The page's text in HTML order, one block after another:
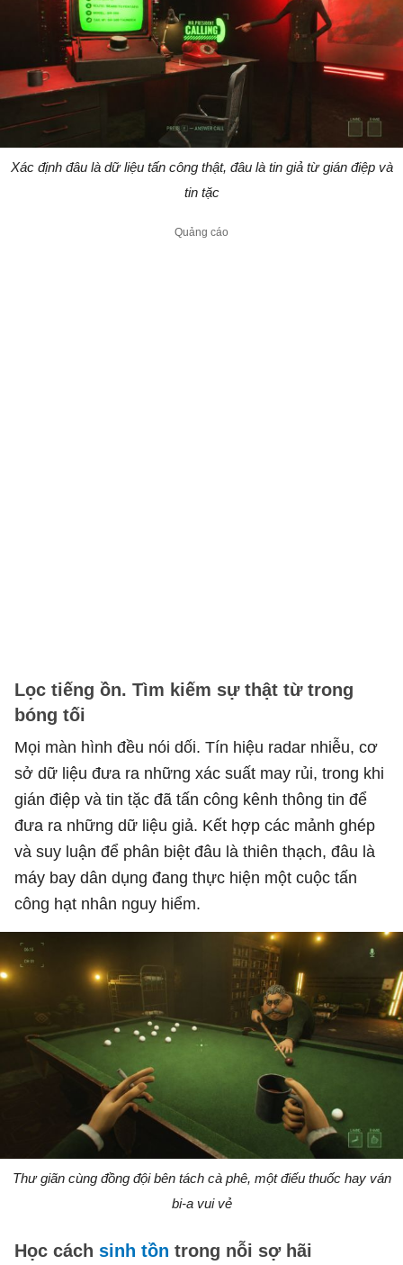
Xác định đâu là dữ liệu tấn công thật, đâu là tin giả từ gián điệp và
tin tặc
Lọc tiếng ồn. Tìm kiếm sự thật từ trong
bóng tối
Mọi màn hình đều nói dối. Tín hiệu radar nhiễu, cơ
sở dữ liệu đưa ra những xác suất may rủi, trong khi
gián điệp và tin tặc đã tấn công kênh thông tin để
đưa ra những dữ liệu giả. Kết hợp các mảnh ghép
và suy luận để phân biệt đâu là thiên thạch, đâu là
máy bay dân dụng đang thực hiện một cuộc tấn
công hạt nhân nguy hiểm.
Thư giãn cùng đồng đội bên tách cà phê, một điếu thuốc hay ván
bi-a vui vẻ
Học cách sinh tồn trong nỗi sợ hãi